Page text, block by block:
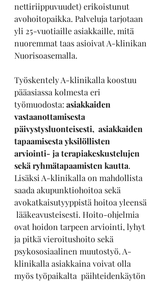
nettiriippuvuudet) erikoistunut
avohoitopaikka. Palveluja tarjotaan
yli 25-vuotiaille asiakkaille, mitä
nuoremmat taas asioivat A-klinikan
Nuorisoasemalla.
Työskentely A-klinikalla koostuu
pääasiassa kolmesta eri
työmuodosta: asiakkaiden
vastaanottamisesta
päivystysluonteisesti,  asiakkaiden
tapaamisesta yksilöllisten
arviointi- ja terapiakeskustelujen
sekä ryhmätapaamisten kautta.
Lisäksi A-klinikalla on mahdollista
saada akupunktiohoitoa sekä
avokatkaisutyyppistä hoitoa yleensä
lääkeavusteisesti. Hoito-ohjelmia
ovat hoidon tarpeen arviointi, lyhyt
ja pitkä vieroitushoito sekä
psykososiaalinen muutostyö. A-
klinikalla asiakkaina voivat olla
myös työpaikalta  päihteidenkäytön